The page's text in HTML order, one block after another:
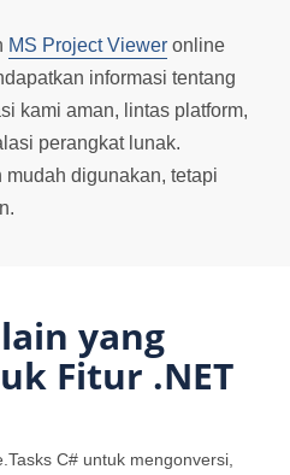
MS Project Viewer online
informasi tentang
kami aman, lintas platform,
perangkat lunak.
digunakan, tetapi
yang
Fitur .NET
C# untuk mengonversi,